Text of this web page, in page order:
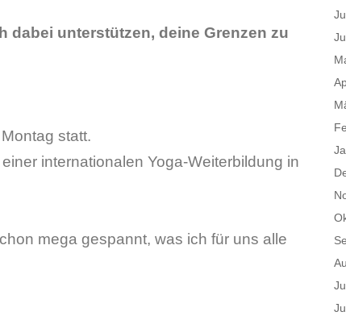
dabei unterstützen, deine Grenzen zu
statt.
internationalen Yoga-Weiterbildung in
mega gespannt, was ich für uns alle